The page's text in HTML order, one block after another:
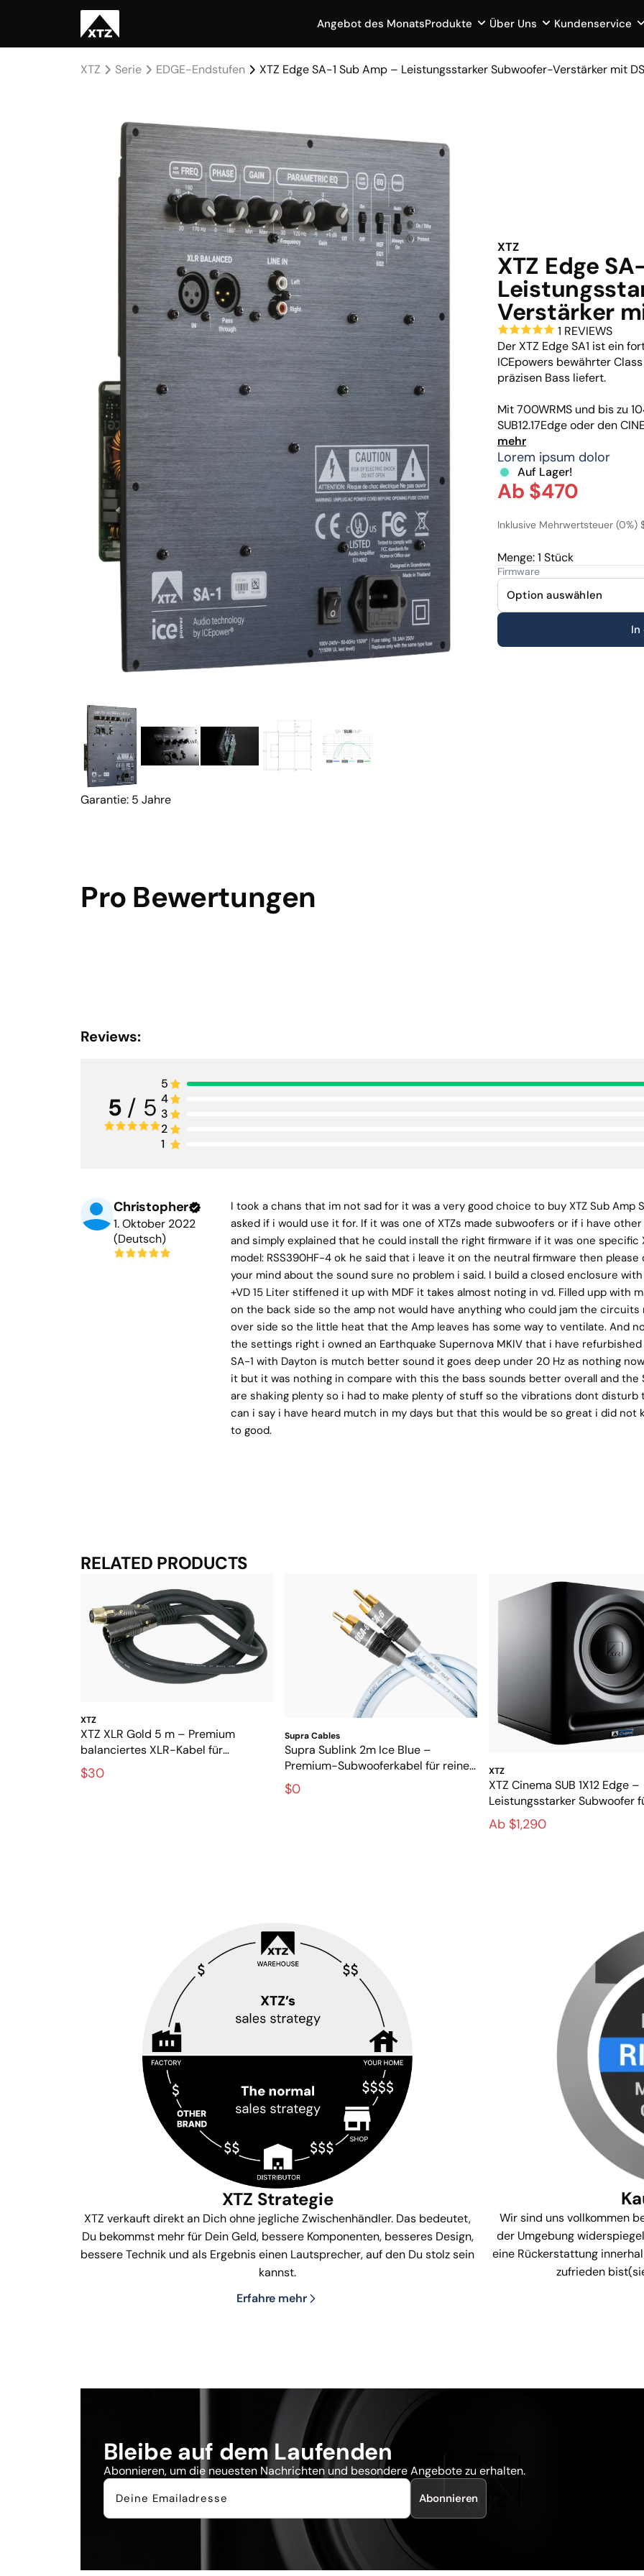
Angebot des MonatsProdukte Über Uns Kundenservice
XTZ Serie EDGE-Endstufen XTZ Edge SA-1 Sub Amp – Leistungsstarker Subwoofer-Verstärker mit
XTZ
XTZ Edge
Verstärker
1 REVIEWS
Der XTZ Edge SA1 ist ein
ICEpowers bewährter
präzisen Bass liefert.
Mit 700WRMS und bis zu
SUB12.17Edge oder den
Kontrolle an.
Der SA1 vereint hohe
niedrige Verzerrungen,
integriertem DSP bietet
Klang optimal an jeden
mehr
Lorem ipsum dolor
Auf Lager!
Ab $470
Inklusive Mehrwertsteuer (0%)
Menge: 1 Stück
Firmware
In
Garantie: 5 Jahre
Pro Bewertungen
Reviews:
5 / 5
5
4
3
2
1
Christopher
1. Oktober 2022
(Deutsch)
I took a chans that im not sad for it was a very good choice to buy XTZ Sub Amp
asked if i would use it for. If it was one of XTZs made subwoofers or if i have
and simply explained that he could install the right firmware if it was one specific
model: RSS390HF-4 ok he said that i leave it on the neutral firmware then
your mind about the sound sure no problem i said. I build a closed enclosure
+VD 15 Liter stiffened it up with MDF it takes almost noting in vd. Filled upp with
on the back side so the amp not would have anything who could jam the
over side so the little heat that the Amp leaves has some way to ventilate. And
the settings right i owned an Earthquake Supernova MKIV that i have
SA-1 with Dayton is mutch better sound it goes deep under 20 Hz as nothing
it but it was nothing in compare with this the bass sounds better overall and the
are shaking plenty so i had to make plenty of stuff so the vibrations dont
can i say i have heard mutch in my days but that this would be so great i did
to good.
RELATED PRODUCTS
XTZ
XTZ XLR Gold 5 m – Premium
balanciertes XLR-Kabel für
störungsfreie Audioübertragung
$30
Supra Cables
Supra Sublink 2m Ice Blue –
Premium-Subwooferkabel für reinen
und störungsfreien Bass
$0
XTZ
XTZ Cinema SUB 1X12 Edge –
Leistungsstarker Subwoofer
modernes Heimkino
Ab $1,290
XTZ Strategie
XTZ verkauft direkt an Dich ohne jegliche Zwischenhändler. Das bedeutet,
Du bekommst mehr für Dein Geld, bessere Komponenten, besseres Design,
bessere Technik und als Ergebnis einen Lautsprecher, auf den Du stolz sein
kannst.
Erfahre mehr
Wir sind uns vollkommen
der Umgebung
eine Rückerstattung
zufrieden
Bleibe auf dem Laufenden
Abonnieren, um die neuesten Nachrichten und besondere Angebote zu erhalten.
Abonnieren